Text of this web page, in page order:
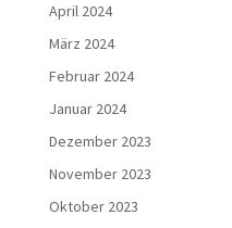
April 2024
März 2024
Februar 2024
Januar 2024
Dezember 2023
November 2023
Oktober 2023